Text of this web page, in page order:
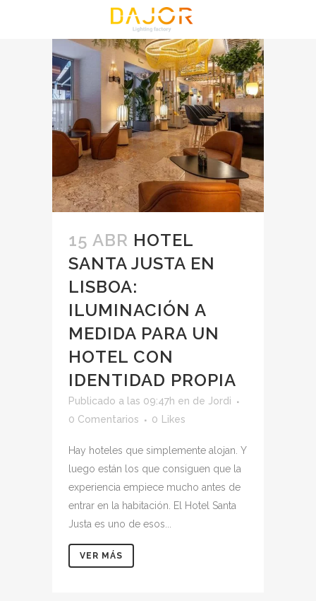
15 ABR HOTEL
SANTA JUSTA EN
LISBOA:
ILUMINACIÓN A
MEDIDA PARA UN
HOTEL CON
IDENTIDAD PROPIA
Publicado a las 09:47h en de Jordi
0 Comentarios
0 Likes
Hay hoteles que simplemente alojan. Y
luego están los que consiguen que la
experiencia empiece mucho antes de
entrar en la habitación. El Hotel Santa
Justa es uno de esos...
VER MÁS